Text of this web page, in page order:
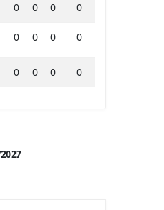
0 0 0 0
0 0 0 0
0 0 0 0